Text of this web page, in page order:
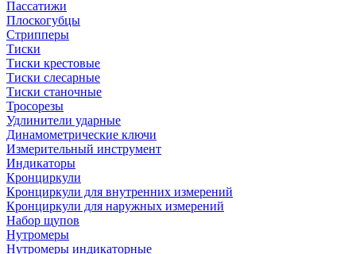
Пассатижи
Плоскогубцы
Стрипперы
Тиски
Тиски крестовые
Тиски слесарные
Тиски станочные
Тросорезы
Удлинители ударные
Динамометрические ключи
Измерительный инструмент
Индикаторы
Кронциркули
Кронциркули для внутренних измерений
Кронциркули для наружных измерений
Набор щупов
Нутромеры
Нутромеры индикаторные